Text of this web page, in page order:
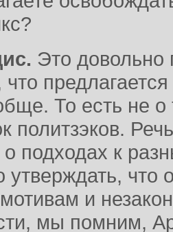
Это довольно
То есть не о
политзэков.
о подходах к
утверждать,
и
мы помним,